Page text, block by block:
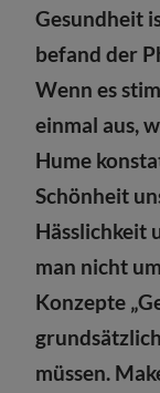
Gesundheit
befand der
Wenn es
einmal aus,
Hume
Schönheit
Hässlichkeit
man nicht
Konzepte
müssen.